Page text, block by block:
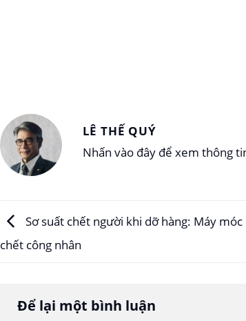
LÊ THẾ QUÝ
Nhấn vào đây để xem thông
Sơ suất chết người khi dỡ hàng: Máy
chết công nhân
Để lại một bình luận